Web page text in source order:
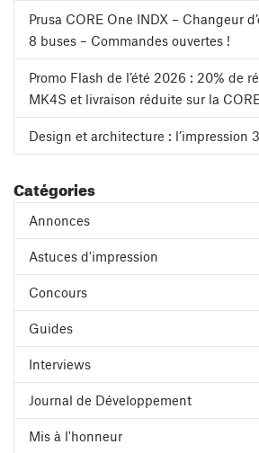
Prusa CORE One INDX – Changeur
8 buses – Commandes ouvertes !
Promo Flash de l’été 2026 : 20% de
MK4S et livraison réduite sur la
Design et architecture : l’impression
Catégories
Annonces
Astuces d'impression
Concours
Guides
Interviews
Journal de Développement
Mis à l'honneur